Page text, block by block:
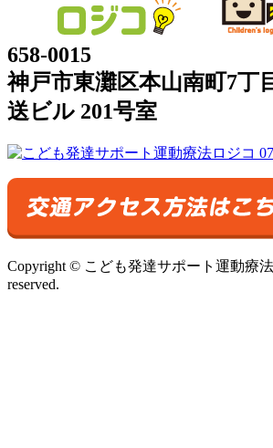
658-0015
神戸市東灘区本山南町7丁
送ビル 201号室
Copyright © こども発達サポート運動療
reserved.